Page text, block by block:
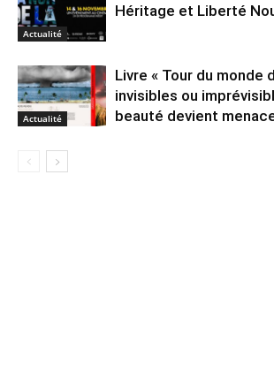
Actualité
Héritage et Liberté
Actualité
Livre « Tour du monde
invisibles ou
beauté devient